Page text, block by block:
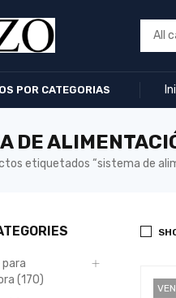
POR CATEGORIAS
DE
etiquetados “sistema de
(170)